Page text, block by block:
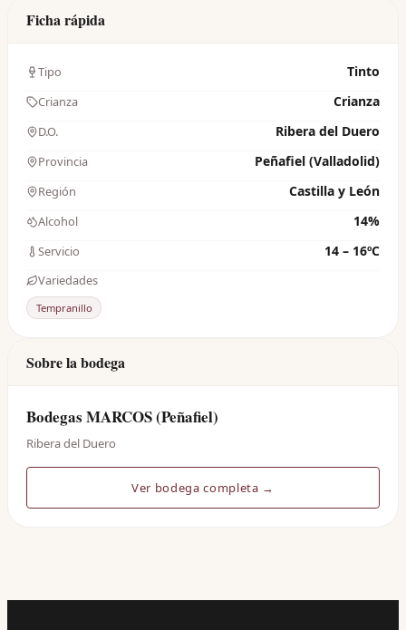
Ficha rápida
Tipo Tinto
Crianza Crianza
D.O. Ribera del Duero
Provincia Peñafiel (Valladolid)
Región Castilla y León
Alcohol 14%
Servicio 14 – 16ºC
Variedades
Tempranillo
Sobre la bodega
Bodegas MARCOS (Peñafiel)
Ribera del Duero
Ver bodega completa →